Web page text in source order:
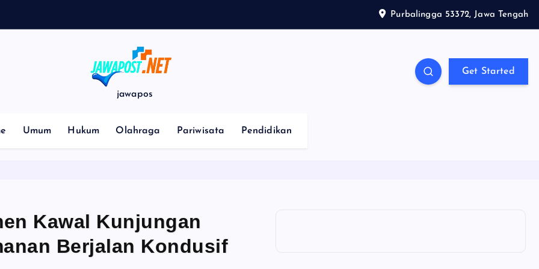
Purbalingga 53372, Jawa Tengah
jawapos
Get Started
Umum Hukum Olahraga Pariwisata Pendidikan
Kawal Kunjungan
Berjalan Kondusif